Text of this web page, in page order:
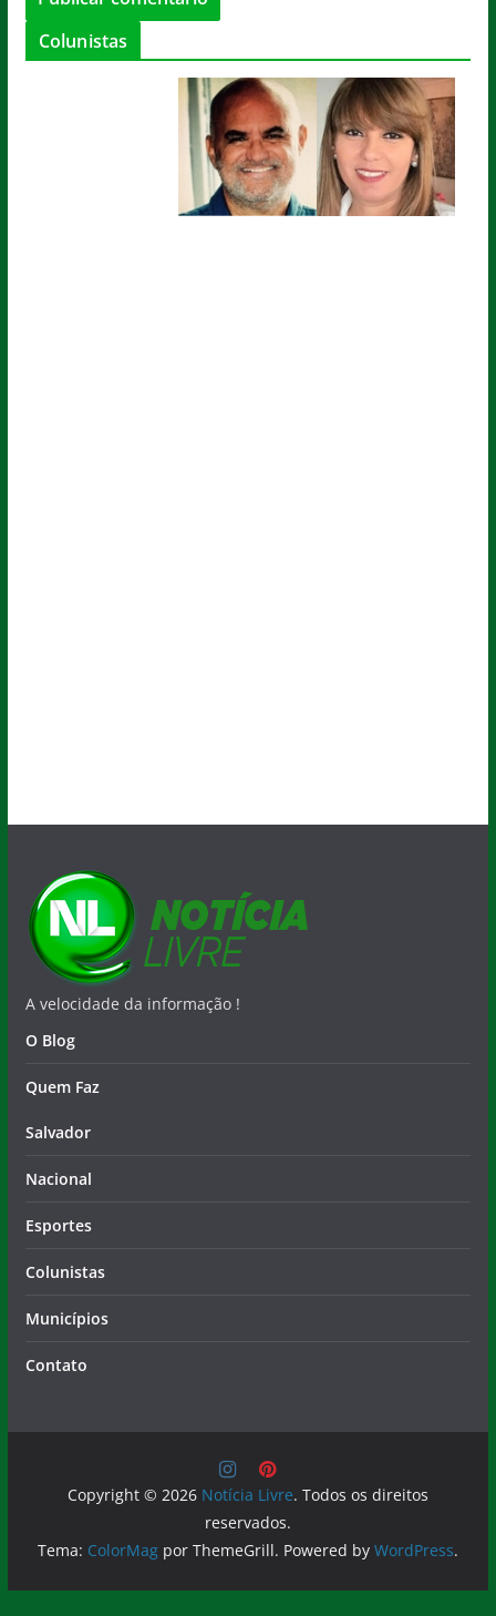
Colunistas
A velocidade da informação !
O Blog
Quem Faz
Salvador
Nacional
Esportes
Colunistas
Municípios
Contato
Copyright © 2026 Notícia Livre. Todos os direitos
reservados.
Tema: ColorMagpor ThemeGrill. Powered by WordPress.